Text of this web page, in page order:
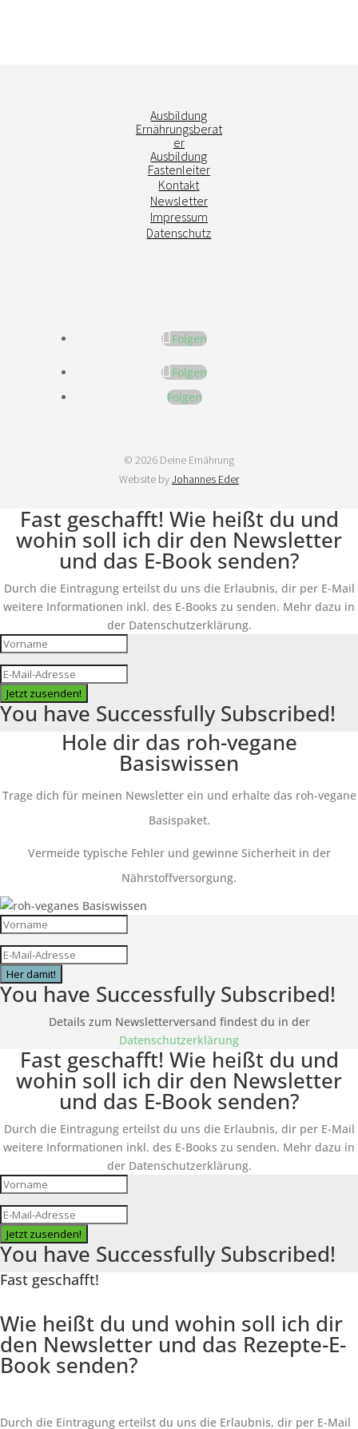
Ausbildung
Ernährungsberat
er
Ausbildung
Fastenleiter
Kontakt
Newsletter
Impressum
Datenschutz
Folgen
Folgen
Folgen
© 2026 Deine Ernährung
Website byJohannes Eder
Fast geschafft! Wie heißt du und
wohin soll ich dir den Newsletter
und das E-Book senden?
Durch die Eintragung erteilst du uns die Erlaubnis, dir per E-Mail
weitere Informationen inkl. des E-Books zu senden. Mehr dazu in
der Datenschutzerklärung.
Jetzt zusenden!
You have Successfully Subscribed!
Hole dir das roh-vegane
Basiswissen
Trage dich für meinen Newsletter ein und erhalte das roh-vegane
Basispaket.
Vermeide typische Fehler und gewinne Sicherheit in der
Nährstoffversorgung.
Her damit!
You have Successfully Subscribed!
Details zum Newsletterversand findest du in der
Datenschutzerklärung
Fast geschafft! Wie heißt du und
wohin soll ich dir den Newsletter
und das E-Book senden?
Durch die Eintragung erteilst du uns die Erlaubnis, dir per E-Mail
weitere Informationen inkl. des E-Books zu senden. Mehr dazu in
der Datenschutzerklärung.
Jetzt zusenden!
You have Successfully Subscribed!
Fast geschafft!
Wie heißt du und wohin soll ich dir
den Newsletter und das Rezepte-E-
Book senden?
Durch die Eintragung erteilst du uns die Erlaubnis, dir per E-Mail